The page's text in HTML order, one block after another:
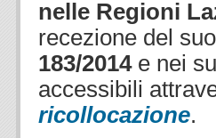
nelle Regioni
recezione del
183/2014e nei
accessibili
ricollocazione.